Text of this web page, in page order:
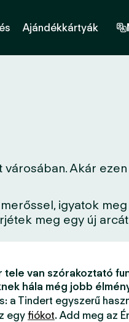
Ajándékkártyák
Akár
igyatok
meg egy új
tele van szórakoztató
hála még jobb
a Tindert egyszerű
egy fiókot. Add meg az